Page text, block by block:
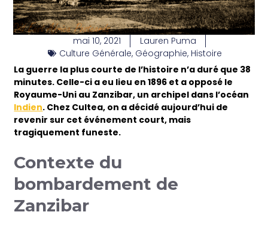
mai 10, 2021
Lauren Puma
Culture Générale, Géographie, Histoire
La guerre la plus courte de l’histoire n’a duré que 38
minutes. Celle-ci a eu lieu en 1896 et a opposé le
Royaume-Uni au Zanzibar, un archipel dans l’océan
Indien. Chez Cultea, on a décidé aujourd’hui de
revenir sur cet événement court, mais
tragiquement funeste.
Contexte du
bombardement de
Zanzibar